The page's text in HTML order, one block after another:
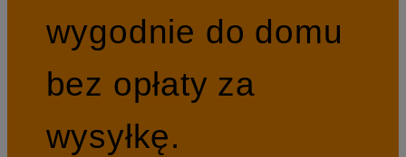
wygodnie do domu
bez opłaty za
wysyłkę.